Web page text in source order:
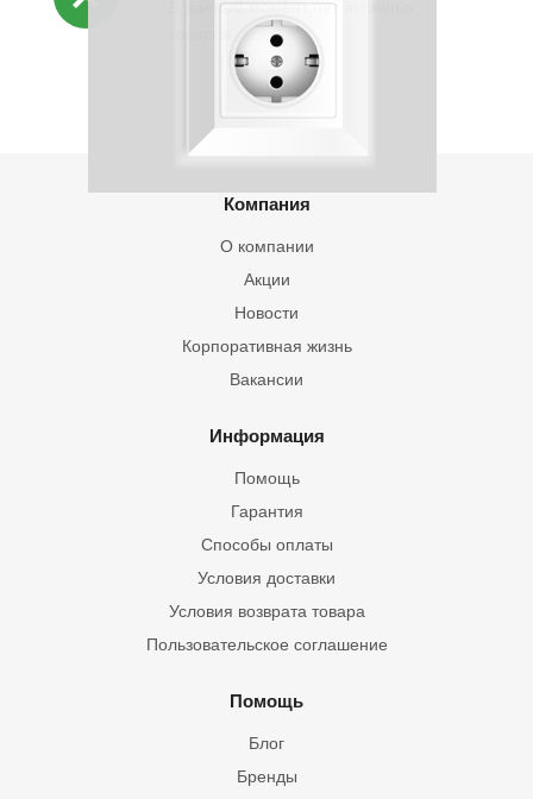
В данный момент нет активных
Компания
О компании
Акции
Новости
Корпоративная жизнь
Вакансии
Информация
Помощь
Гарантия
Способы оплаты
Условия доставки
Условия возврата товара
Пользовательское соглашение
Помощь
Блог
Бренды